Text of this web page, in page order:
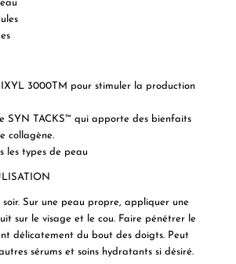
3000TM pour stimuler la production
SYN TACKS™ qui apporte des bienfaits
collagène.
les types de peau
soir. Sur une peau propre, appliquer une
sur le visage et le cou. Faire pénétrer le
délicatement du bout des doigts. Peut
sérums et soins hydratants si désiré.